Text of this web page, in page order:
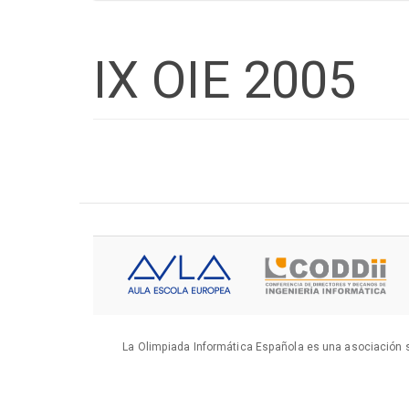
IX OIE 2005
La Olimpiada Informática Española es una asociación